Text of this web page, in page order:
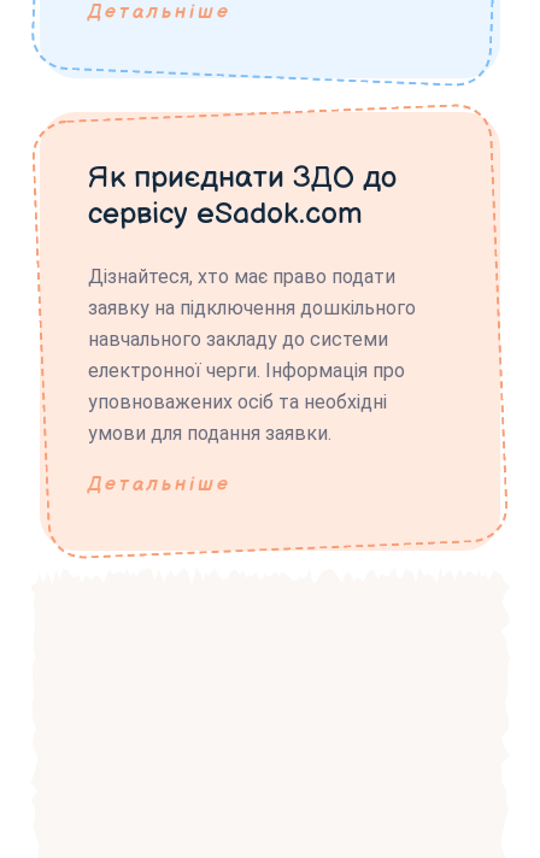
Детальніше
Як приєднати ЗДО до
сервісу eSadok.com
Дізнайтеся, хто має право подати
заявку на підключення дошкільного
навчального закладу до системи
електронної черги. Інформація про
уповноважених осіб та необхідні
умови для подання заявки.
Детальніше